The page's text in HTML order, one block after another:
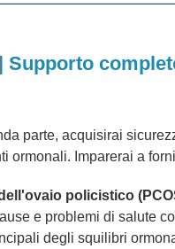
Supporto
parte, acquisirai
ormonali. Imparerai a
policistico
e problemi di salute
degli squilibri